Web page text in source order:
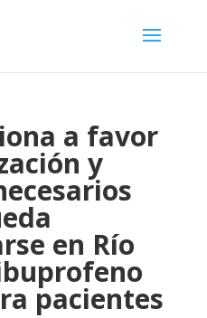
a favor
y
en Río
pacientes